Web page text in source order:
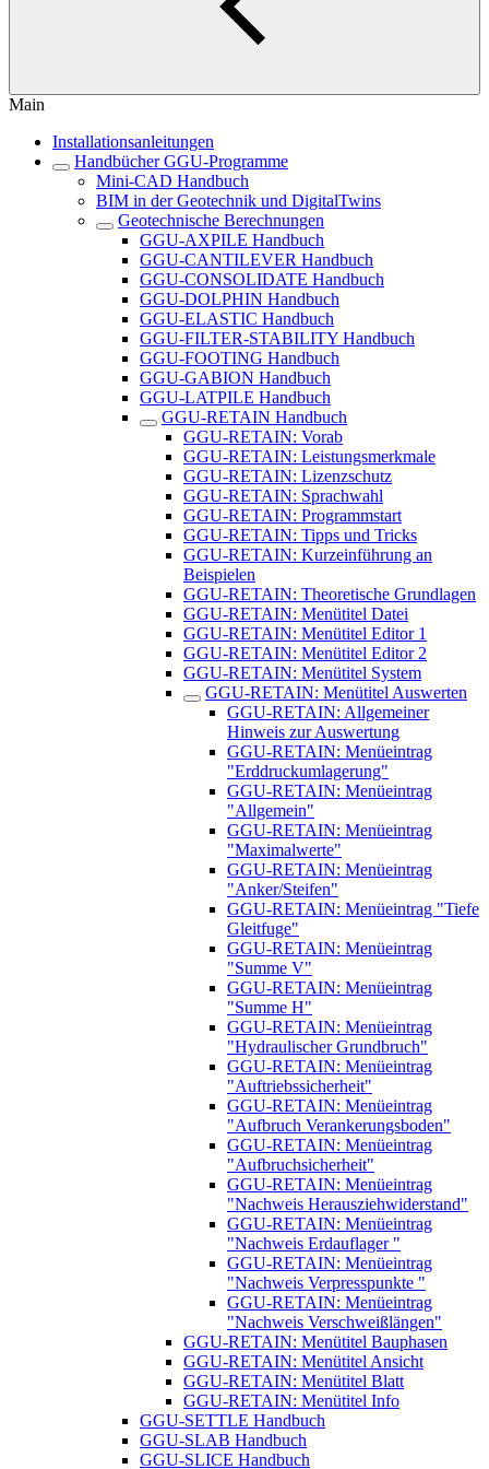
Main
Installationsanleitungen
Handbücher GGU-Programme
Mini-CAD Handbuch
BIM in der Geotechnik und DigitalTwins
Geotechnische Berechnungen
GGU-AXPILE Handbuch
GGU-CANTILEVER Handbuch
GGU-CONSOLIDATE Handbuch
GGU-DOLPHIN Handbuch
GGU-ELASTIC Handbuch
GGU-FILTER-STABILITY Handbuch
GGU-FOOTING Handbuch
GGU-GABION Handbuch
GGU-LATPILE Handbuch
GGU-RETAIN Handbuch
GGU-RETAIN: Vorab
GGU-RETAIN: Leistungsmerkmale
GGU-RETAIN: Lizenzschutz
GGU-RETAIN: Sprachwahl
GGU-RETAIN: Programmstart
GGU-RETAIN: Tipps und Tricks
GGU-RETAIN: Kurzeinführung an
Beispielen
GGU-RETAIN: Theoretische Grundlagen
GGU-RETAIN: Menütitel Datei
GGU-RETAIN: Menütitel Editor 1
GGU-RETAIN: Menütitel Editor 2
GGU-RETAIN: Menütitel System
GGU-RETAIN: Menütitel Auswerten
GGU-RETAIN: Allgemeiner
Hinweis zur Auswertung
GGU-RETAIN: Menüeintrag
"Erddruckumlagerung"
GGU-RETAIN: Menüeintrag
"Allgemein"
GGU-RETAIN: Menüeintrag
"Maximalwerte"
GGU-RETAIN: Menüeintrag
"Anker/Steifen"
GGU-RETAIN: Menüeintrag "Tiefe
Gleitfuge"
GGU-RETAIN: Menüeintrag
"Summe V"
GGU-RETAIN: Menüeintrag
"Summe H"
GGU-RETAIN: Menüeintrag
"Hydraulischer Grundbruch"
GGU-RETAIN: Menüeintrag
"Auftriebssicherheit"
GGU-RETAIN: Menüeintrag
"Aufbruch Verankerungsboden"
GGU-RETAIN: Menüeintrag
"Aufbruchsicherheit"
GGU-RETAIN: Menüeintrag
"Nachweis Herausziehwiderstand"
GGU-RETAIN: Menüeintrag
"Nachweis Erdauflager "
GGU-RETAIN: Menüeintrag
"Nachweis Verpresspunkte "
GGU-RETAIN: Menüeintrag
"Nachweis Verschweißlängen"
GGU-RETAIN: Menütitel Bauphasen
GGU-RETAIN: Menütitel Ansicht
GGU-RETAIN: Menütitel Blatt
GGU-RETAIN: Menütitel Info
GGU-SETTLE Handbuch
GGU-SLAB Handbuch
GGU-SLICE Handbuch